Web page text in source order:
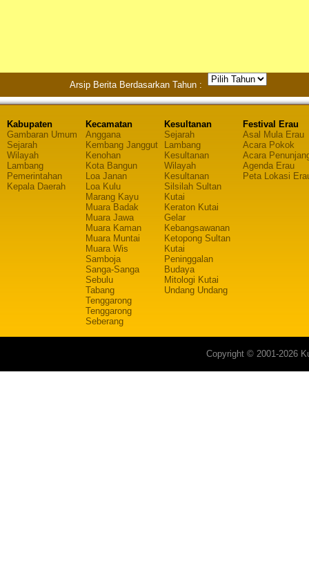
Arsip Berita Berdasarkan Tahun :
Kabupaten
Gambaran Umum
Sejarah
Wilayah
Lambang
Pemerintahan
Kepala Daerah
Kecamatan
Anggana
Kembang Janggut
Kenohan
Kota Bangun
Loa Janan
Loa Kulu
Marang Kayu
Muara Badak
Muara Jawa
Muara Kaman
Muara Muntai
Muara Wis
Samboja
Sanga-Sanga
Sebulu
Tabang
Tenggarong
Tenggarong
Seberang
Kesultanan
Sejarah
Lambang
Kesultanan
Wilayah
Kesultanan
Silsilah Sultan
Kutai
Keraton Kutai
Gelar
Kebangsawanan
Ketopong Sultan
Kutai
Peninggalan
Budaya
Mitologi Kutai
Undang Undang
Festival Erau
Asal Mula Erau
Acara Pokok
Acara
Agenda Erau
Peta Lokasi
Copyright © 2001-2026